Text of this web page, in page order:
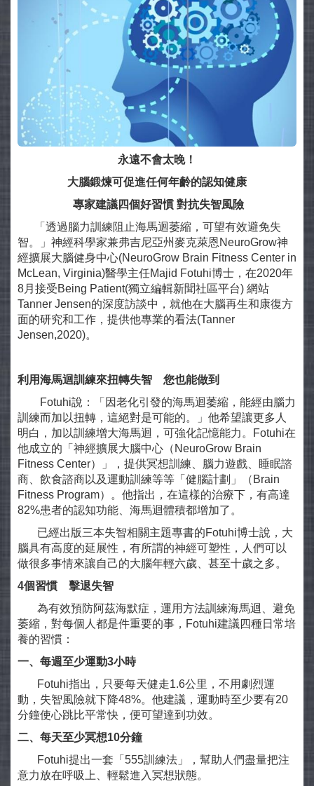
永遠不會太晚！
大腦鍛煉可促進任何年齡的認知健康
專家建議四個好習慣 對抗失智風險
「透過腦力訓練阻止海馬迴萎縮，可望有效避免失
智。」神經科學家兼弗吉尼亞州麥克萊恩NeuroGrow神
經擴展大腦健身中心(NeuroGrow Brain Fitness Center in
McLean, Virginia)醫學主任Majid Fotuhi博士，在2020年
8月接受Being Patient(獨立編輯新聞社區平台) 網站
Tanner Jensen的深度訪談中，就他在大腦再生和康復方
面的研究和工作，提供他專業的看法(Tanner
Jensen,2020)。
利用海馬迴訓練來扭轉失智 您也能做到
Fotuhi說：「因老化引發的海馬迴萎縮，能經由腦力
訓練而加以扭轉，這絕對是可能的。」他希望讓更多人
明白，加以訓練增大海馬迴，可強化記憶能力。Fotuhi在
他成立的「神經擴展大腦中心（NeuroGrow Brain
Fitness Center）」，提供冥想訓練、腦力遊戲、睡眠諮
商、飲食諮商以及運動訓練等等「健腦計劃」（Brain
Fitness Program）。他指出，在這樣的治療下，有高達
82%患者的認知功能、海馬迴體積都增加了。
已經出版三本失智相關主題專書的Fotuhi博士說，大
腦具有高度的延展性，有所謂的神經可塑性，人們可以
做很多事情來讓自己的大腦年輕六歲、甚至十歲之多。
4個習慣 擊退失智
為有效預防阿茲海默症，運用方法訓練海馬迴、避免
萎縮，對每個人都是件重要的事，Fotuhi建議四種日常培
養的習慣：
一、每週至少運動3小時
Fotuhi指出，只要每天健走1.6公里，不用劇烈運
動，失智風險就下降48%。他建議，運動時至少要有20
分鐘使心跳比平常快，便可望達到功效。
二、每天至少冥想10分鐘
Fotuhi提出一套「555訓練法」，幫助人們盡量把注
意力放在呼吸上、輕鬆進入冥想狀態。